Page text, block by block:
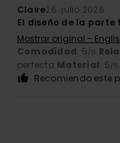
Claire26. julio 2026
El diseño de la parte
Mostrar original -
Comodidad: 5/5
perfecta Material: 5/5
Recomiendo este